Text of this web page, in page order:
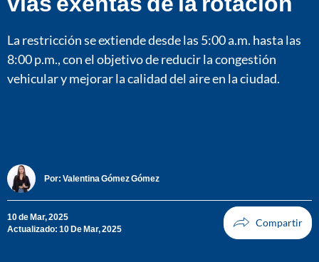
La restricción se extiende desde las 5:00 a.m. hasta las
8:00 p.m., con el objetivo de reducir la congestión
vehicular y mejorar la calidad del aire en la ciudad.
Por: Valentina Gómez Gómez
10 de Mar, 2025
Actualizado: 10 De Mar, 2025